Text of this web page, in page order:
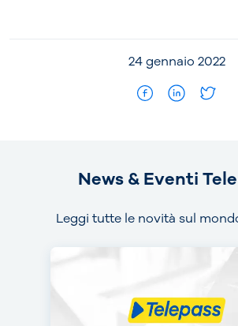
24 gennaio 2022
News & Eventi
Leggi tutte le novità sul